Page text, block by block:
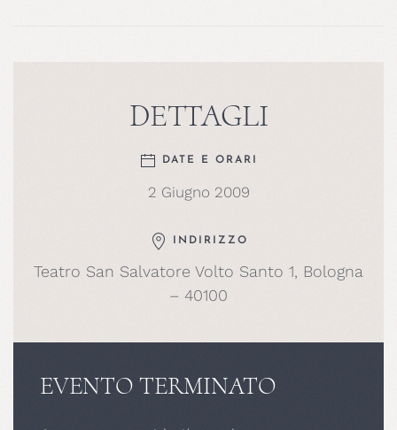
DETTAGLI
DATE E ORARI
2 Giugno 2009
INDIRIZZO
Teatro San Salvatore Volto Santo 1, Bologna
– 40100
EVENTO TERMINATO